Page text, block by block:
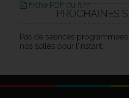
Fiche PDF du film
PROCHAINES
Pas de séances
nos salles pour l'instant.